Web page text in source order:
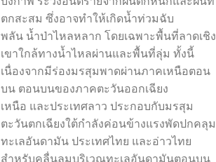
ตกสะสม ซึ่งอาจทำให้เกิดน้ำท่วมฉับ
พลัน น้ำป่าไหลหลาก โดยเฉพาะพื้นที่ลาดเชิง
เขาใกล้ทางน้ำไหลผ่านและพื้นที่ลุ่ม ทั้งนี้
เนื่องจากมีร่องมรสุมพาดผ่านภาคเหนือตอน
บน ตอนบนของภาคตะวันออกเฉียง
เหนือ และประเทศลาว ประกอบกับมรสุม
ตะวันตกเฉียงใต้กำลังค่อนข้างแรงพัดปกคลุม
ทะเลอันดามัน ประเทศไทย และอ่าวไทย
สำหรับคลื่นลมบริเวณทะเลอันดามันตอนบน